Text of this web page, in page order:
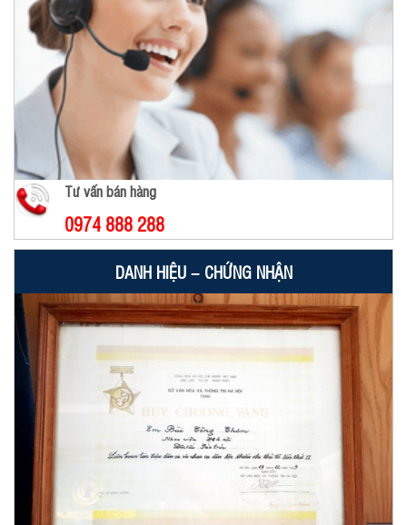
Tư vấn bán hàng
0974 888 288
DANH HIỆU – CHỨNG NHẬN